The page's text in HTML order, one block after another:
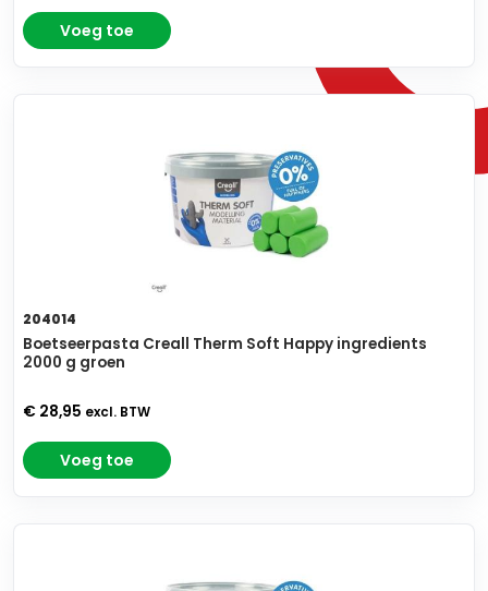
Voeg toe
204014
Boetseerpasta Creall Therm Soft Happy ingredients
2000 g groen
€ 28,95 excl. BTW
Voeg toe